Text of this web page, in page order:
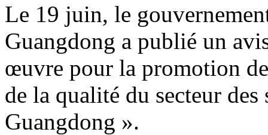
Le 19 juin, le
Guangdong a publié un
œuvre pour la promotion
de la qualité du secteur
Guangdong ».